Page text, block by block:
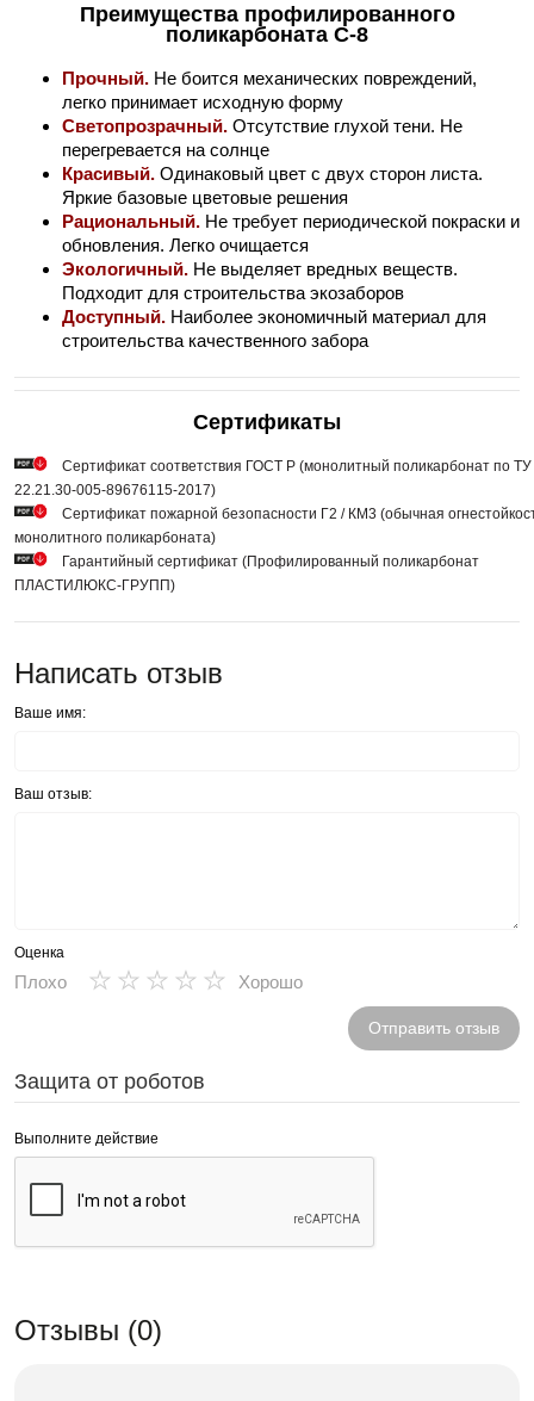
Преимущества профилированного
поликарбоната С-8
Прочный. Не боится механических повреждений,
легко принимает исходную форму
Светопрозрачный. Отсутствие глухой тени. Не
перегревается на солнце
Красивый. Одинаковый цвет с двух сторон листа.
Яркие базовые цветовые решения
Рациональный. Не требует периодической покраски и
обновления. Легко очищается
Экологичный. Не выделяет вредных веществ.
Подходит для строительства экозаборов
Доступный. Наиболее экономичный материал для
строительства качественного забора
Сертификаты
Сертификат соответствия ГОСТ Р (монолитный поликарбонат по ТУ
22.21.30-005-89676115-2017)
Сертификат пожарной безопасности Г2 / КМ3 (обычная
монолитного поликарбоната)
Гарантийный сертификат (Профилированный поликарбонат
ПЛАСТИЛЮКС-ГРУПП)
Написать отзыв
Ваше имя:
Ваш отзыв:
Оценка
Плохо ★
★
★
★
★ Хорошо
Отправить отзыв
Защита от роботов
Выполните действие
Отзывы (0)